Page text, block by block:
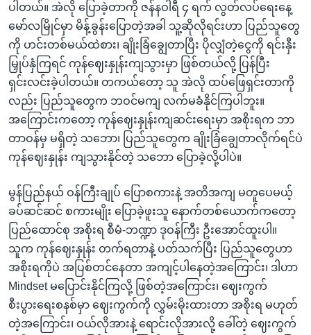
ပါတယ်။ အဲလို ပြောခဲ့တာကို ဇန်နဝါရီ ၄ ရက် လွတ်လပ်ရေးနေ့
မော်လမြိုင်မှာ မိန့်ခွန်းပြောတဲ့အခါ သူ့ဆိုလိုရင်းဟာ ပြည်သူတွေ
ကို ဟင်းတစ်မယ်ထဲစား၊ ချိုးခြံချွေတာပြီး ပိုလျှံတဲ့ငွေကို ရင်းနှီး
မြှုပ်နှံကြရင် ကုန်ဈေးနှုန်းကျသွားမှာ ဖြစ်တယ်လို့ ပြန်ပြီး
ရှင်းလင်းခဲ့ပါတယ်။ တကယ်တော့ သူ အဲလို ထပ်ဖြေရှင်းတာကို
လည်း ပြည်သူတွေက ဘဝင်မကျ လက်မခံနိုင်ကြပါဘူး။
အကြောင်းကတော့ ကုန်ဈေးနှုန်းကျဆင်းရေးမှာ အစိုးရက ဘာ
တာဝန်မှ မရှိတဲ့ သဘော၊ ပြည်သူတွေက ချိုးခြံချွေတာလိုက်ရင်ပဲ
ကုန်ဈေးနှုန်း ကျသွားနိုင်တဲ့ သဘော ပြောခဲ့လို့ပါပဲ။
မွန်ပြည်နယ် ဝန်ကြီးချုပ် ပြောစကားနဲ့ အတိအကျ မတူပေမယ့်
ခပ်ဆင်ဆင် စကားမျိုး ပြောခဲ့ဖူးသူ နောက်တစ်ယောက်ကတော့
ပြည်ထောင်စု အစိုးရ စီမံ-ဘဏ္ဍာ ဒုဝန်ကြီး ဦးအောင်ထူးပါ။
သူက ကုန်ဈေးနှုန်း တက်ရတာနဲ့ ပတ်သက်ပြီး ပြည်သူတွေဟာ
အစိုးရကိုပဲ အပြစ်တင်နေတာ အကျင့်ပါနေတဲ့အကြောင်း၊ ဒါဟာ
Mindset မပြောင်းနိုင်ကြလို့ ဖြစ်တဲ့အကြောင်း၊ ဈေးကွက်
စီးပွားရေးစနစ်မှာ ဈေးကွက်ကို လွှမ်းမိုးထားတာ အစိုးရ မဟုတ်
တဲ့အကြောင်း၊ ဝယ်လိုအားနဲ့ ရောင်းလိုအားလို့ ခေါ်တဲ့ ဈေးကွက်